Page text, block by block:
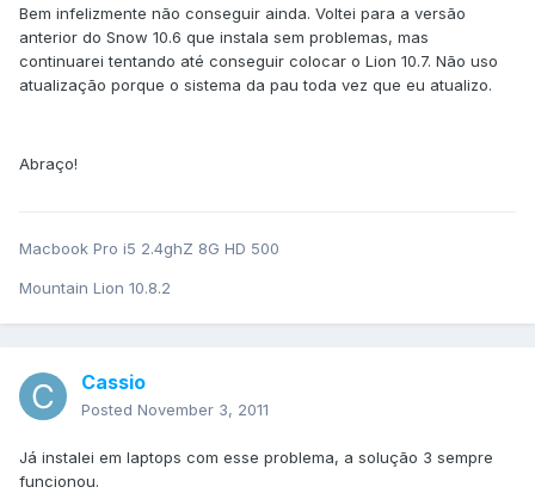
Bem infelizmente não conseguir ainda. Voltei para a versão
anterior do Snow 10.6 que instala sem problemas, mas
continuarei tentando até conseguir colocar o Lion 10.7. Não uso
atualização porque o sistema da pau toda vez que eu atualizo.
Abraço!
Macbook Pro i5 2.4ghZ 8G HD 500
Mountain Lion 10.8.2
Cassio
Posted November 3, 2011
Já instalei em laptops com esse problema, a solução 3 sempre
funcionou.